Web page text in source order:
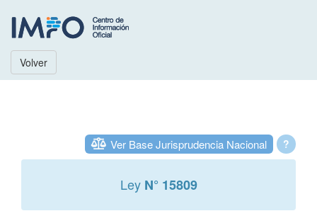
Volver
?
Ver Base Jurisprudencia Nacional
Ley N° 15809